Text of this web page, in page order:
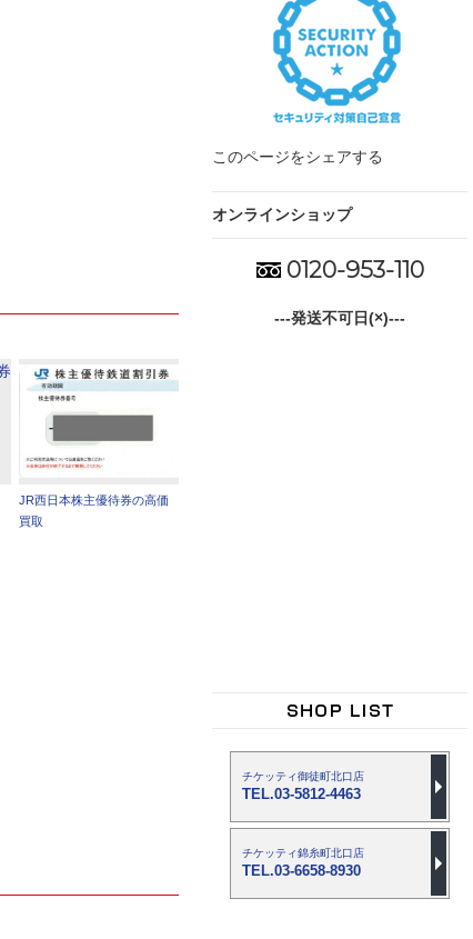
JR西日本株主優待券の高価
買取
このページをシェアする
オンラインショップ
0120-953-110
---発送不可日(×)---
チケッティ御徒町北口店
TEL.03-5812-4463
チケッティ錦糸町北口店
TEL.03-6658-8930